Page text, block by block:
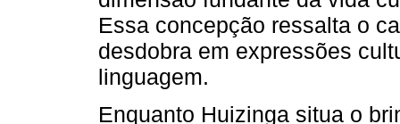
Essa concepção ressalta o
desdobra em expressões
linguagem.
Enquanto Huizinga situa o